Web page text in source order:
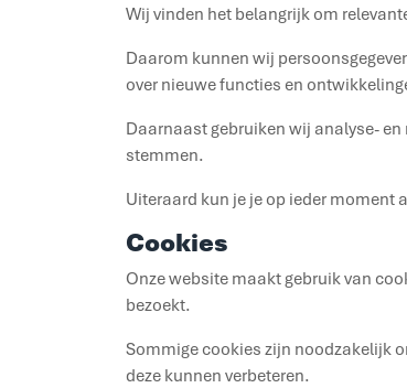
Wij vinden het belangrijk om
Daarom kunnen wij
over nieuwe functies en
Daarnaast gebruiken wij analyse-
stemmen.
Uiteraard kun je je op ieder
Cookies
Onze website maakt gebruik van
bezoekt.
Sommige cookies zijn noodzakelijk
deze kunnen verbeteren.